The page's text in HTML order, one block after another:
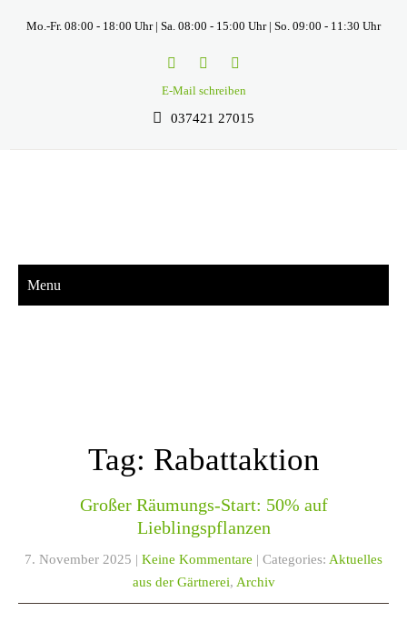
Mo.-Fr. 08:00 - 18:00 Uhr | Sa. 08:00 - 15:00 Uhr | So. 09:00 - 11:30 Uhr
E-Mail schreiben
037421 27015
Menu
Tag: Rabattaktion
Großer Räumungs-Start: 50% auf
Lieblingspflanzen
7. November 2025 | Keine Kommentare | Categories: Aktuelles
aus der Gärtnerei, Archiv